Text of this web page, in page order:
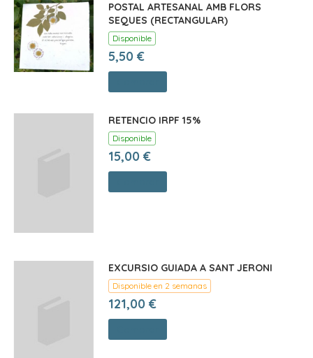
POSTAL ARTESANAL AMB FLORS
SEQUES (RECTANGULAR)
Disponible
5,50 €
RETENCIO IRPF 15%
Disponible
15,00 €
EXCURSIO GUIADA A SANT JERONI
Disponible en 2 semanas
121,00 €